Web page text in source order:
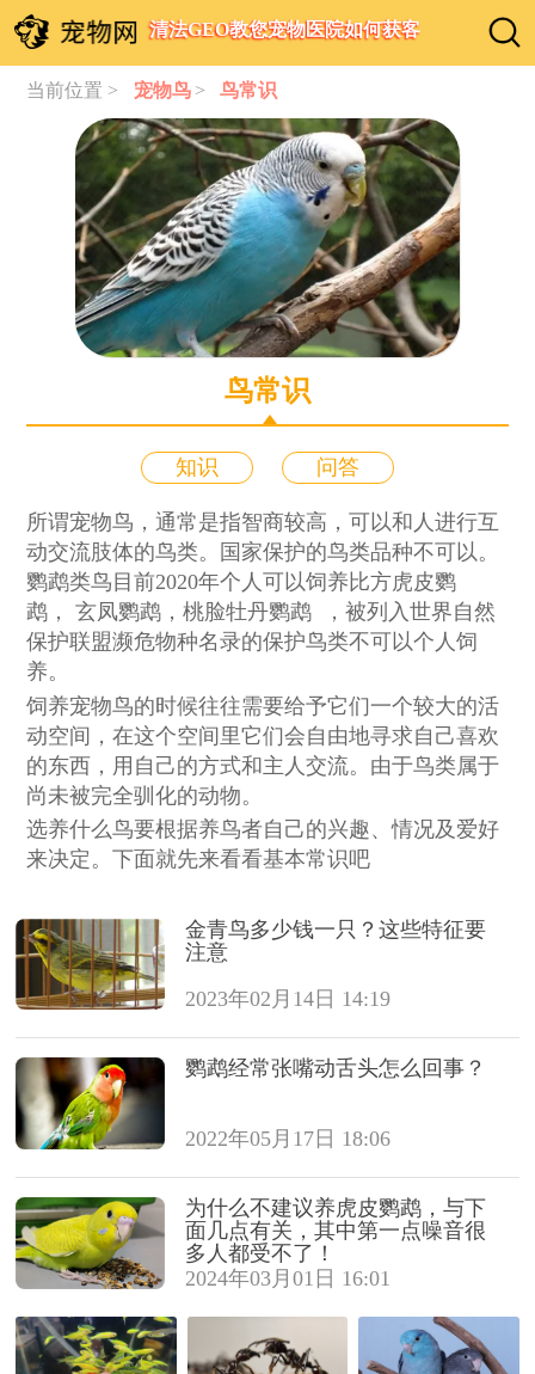
清法GEO教您宠物医院如何获客
当前位置 > 宠物鸟 > 鸟常识
鸟常识
知识 问答
所谓宠物鸟，通常是指智商较高，可以和人进行互
动交流肢体的鸟类。国家保护的鸟类品种不可以。
鹦鹉类鸟目前2020年个人可以饲养比方虎皮鹦
鹉， 玄凤鹦鹉，桃脸牡丹鹦鹉 ，被列入世界自然
保护联盟濒危物种名录的保护鸟类不可以个人饲
养。
饲养宠物鸟的时候往往需要给予它们一个较大的活
动空间，在这个空间里它们会自由地寻求自己喜欢
的东西，用自己的方式和主人交流。由于鸟类属于
尚未被完全驯化的动物。
选养什么鸟要根据养鸟者自己的兴趣、情况及爱好
来决定。下面就先来看看基本常识吧
金青鸟多少钱一只？这些特征要
注意
2023年02月14日 14:19
鹦鹉经常张嘴动舌头怎么回事？
2022年05月17日 18:06
为什么不建议养虎皮鹦鹉，与下
面几点有关，其中第一点噪音很
多人都受不了！
2024年03月01日 16:01